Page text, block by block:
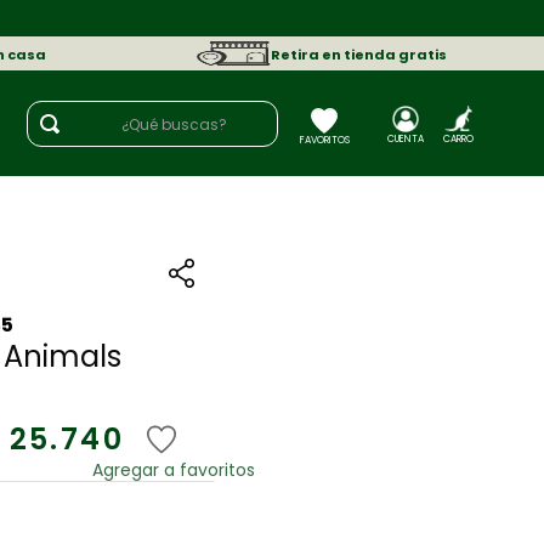
casa Retira en tienda gratis
¿Qué buscas?
25.740